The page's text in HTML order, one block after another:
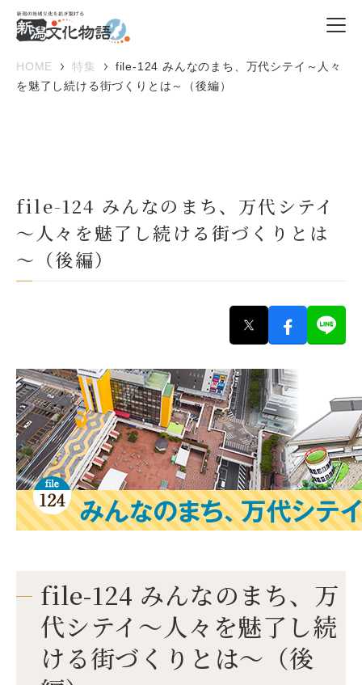
HOME 特集
file-124 みんなのまち、万代シテイ～人々
を魅了し続ける街づくりとは～（後編）
file-124 みんなのまち、万代シテイ
～人々を魅了し続ける街づくりとは
～（後編）
file-124 みんなのまち、万
代シテイ～人々を魅了し続
ける街づくりとは～（後